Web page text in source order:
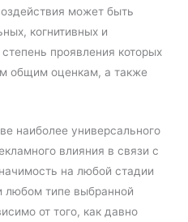
может быть
когнитивных и
проявления которых
общим оценкам, а также
наиболее универсального
влияния в связи с
на любой стадии
любом типе выбранной
от того, как давно